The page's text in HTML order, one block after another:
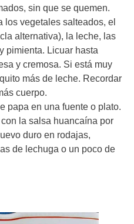
sin que se quemen.
los vegetales salteados, el
alternativa), la leche, las
pimienta. Licuar hasta
y cremosa. Si está muy
más de leche. Recordar
cuerpo.
papa en una fuente o plato.
la salsa huancaína por
duro en rodajas,
de lechuga o un poco de